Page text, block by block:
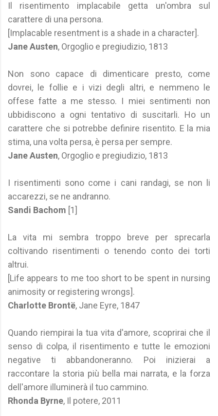
Il risentimento implacabile getta un'ombra sul
carattere di una persona.
[Implacable resentment is a shade in a character].
Jane Austen, Orgoglio e pregiudizio, 1813
Non sono capace di dimenticare presto, come
dovrei, le follie e i vizi degli altri, e nemmeno le
offese fatte a me stesso. I miei sentimenti non
ubbidiscono a ogni tentativo di suscitarli. Ho un
carattere che si potrebbe definire risentito. E la mia
stima, una volta persa, è persa per sempre.
Jane Austen, Orgoglio e pregiudizio, 1813
I risentimenti sono come i cani randagi, se non li
accarezzi, se ne andranno.
Sandi Bachom [1]
La vita mi sembra troppo breve per sprecarla
coltivando risentimenti o tenendo conto dei torti
altrui.
[Life appears to me too short to be spent in nursing
animosity or registering wrongs].
Charlotte Brontë, Jane Eyre, 1847
Quando riempirai la tua vita d'amore, scoprirai che il
senso di colpa, il risentimento e tutte le emozioni
negative ti abbandoneranno. Poi inizierai a
raccontare la storia più bella mai narrata, e la forza
dell'amore illuminerà il tuo cammino.
Rhonda Byrne, Il potere, 2011